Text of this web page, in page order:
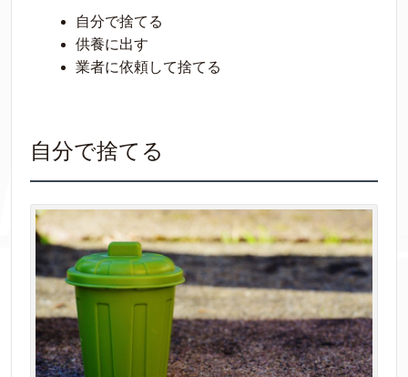
自分で捨てる
供養に出す
業者に依頼して捨てる
自分で捨てる